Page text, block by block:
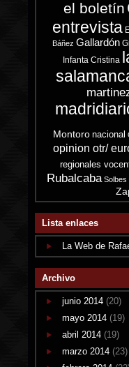
el boletín
entrevista
Báñez Gallardón
Infanta Cristina
Montoro nacional
opinion otr/
regionales
Rubalcaba Solbes
Lista enlaces
La Web de
Archivo
junio 2014 (20)
mayo 2014 (19)
abril 2014 (19)
marzo 2014 (23)